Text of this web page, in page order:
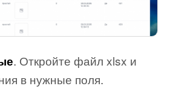
. Откройте файл xlsx и
в нужные поля.